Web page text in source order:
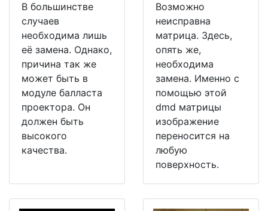
В большинстве
случаев
необходима лишь
её замена. Однако,
причина так же
может быть в
модуле балласта
проектора. Он
должен быть
высокого
качества.
Возможно
неисправна
матрица. Здесь,
опять же,
необходима
замена. Именно с
помощью этой
dmd матрицы
изображение
переносится на
любую
поверхность.